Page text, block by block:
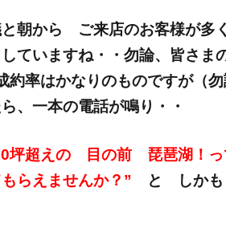
と朝から ご来店のお客様が
ていますね・・勿論、皆さま
約率はかなりのものですが（
、一本の電話が鳴り・・
坪超えの 目の前 琵琶湖！
らえませんか？” と しかも